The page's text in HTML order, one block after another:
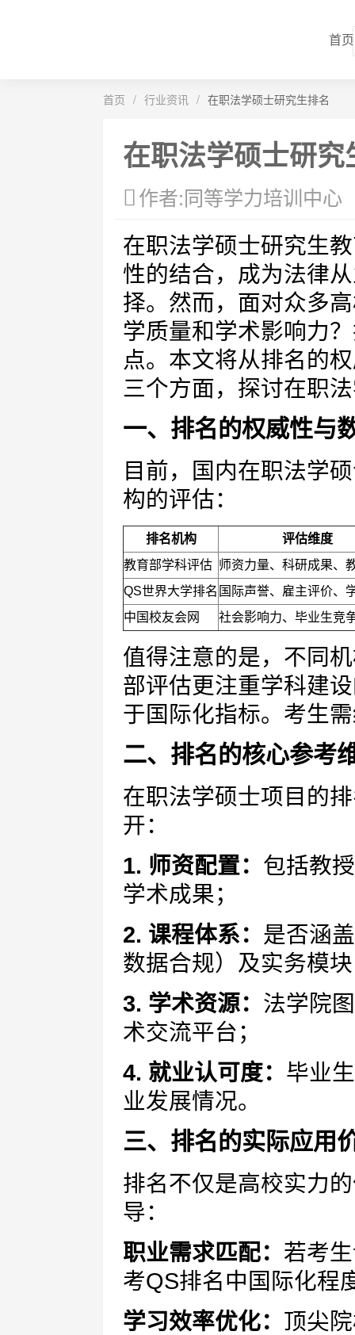
首页
首页 / 行业资讯 / 在职法学硕士研究生排名
在职法学硕士研究
作者:同等学力培训中心
在职法学硕士研究生
性的结合，成为法律
择。然而，面对众多
学质量和学术影响力
点。本文将从排名的
三个方面，探讨在职
一、排名的权威性与
目前，国内在职法学
构的评估：
排名机构
评估维度
教育部学科评估 师资力量、科研成果、
QS世界大学排名 国际声誉、雇主评价、
中国校友会网
社会影响力、毕业生竞
值得注意的是，不同
部评估更注重学科建
于国际化指标。考生
二、排名的核心参考
在职法学硕士项目的
开：
1. 师资配置： 包括教
学术成果；
2. 课程体系： 是否涵
数据合规）及实务模
3. 学术资源： 法学院
术交流平台；
4. 就业认可度： 毕业
业发展情况。
三、排名的实际应用
排名不仅是高校实力
导：
职业需求匹配： 若考
考QS排名中国际化程
学习效率优化： 顶尖